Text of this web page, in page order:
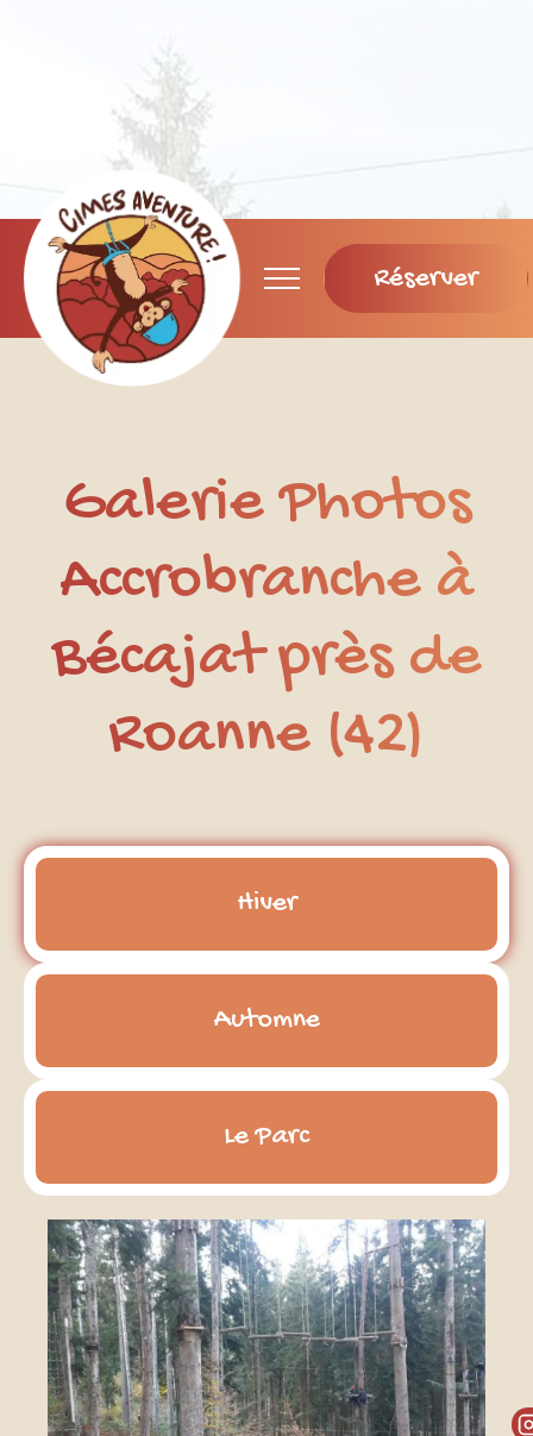
Réserver
Galerie Photos
Accrobranche à
Bécajat près de
Roanne (42)
Hiver
Automne
Le Parc